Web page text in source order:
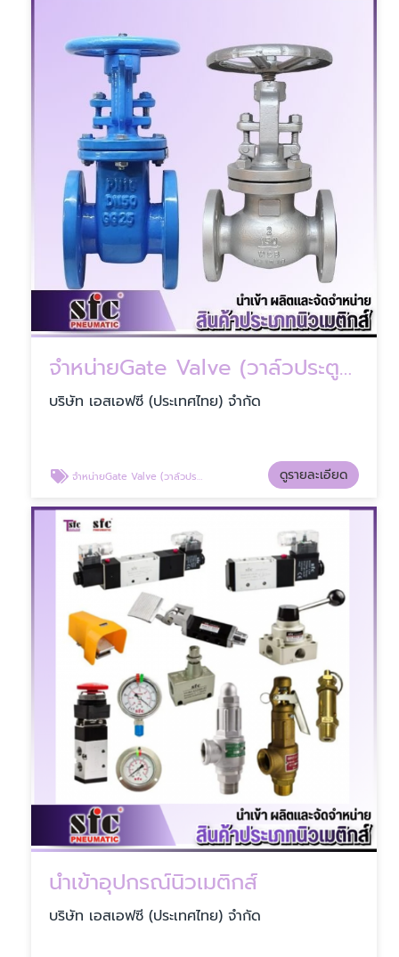
จำหน่ายGate Valve (วาล์วประตูน้ำ)
บริษัท เอสเอฟซี (ประเทศไทย) จำกัด
จำหน่ายGate Valve (วาล์วประตูน้ำ) ดูรายละเอียด
นำเข้าอุปกรณ์นิวเมติกส์
บริษัท เอสเอฟซี (ประเทศไทย) จำกัด